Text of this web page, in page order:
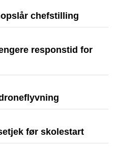
chefstilling
responstid for
før skolestart